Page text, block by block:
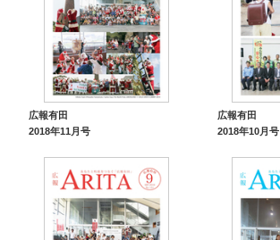
広報有田
2018年11月号
広報有田
2018年10月号